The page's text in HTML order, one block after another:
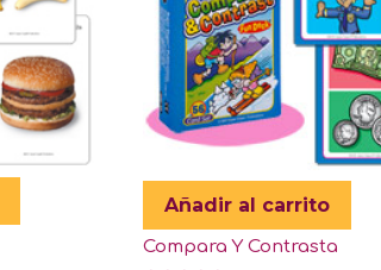
Añadir al carrito
Compara Y Contrasta